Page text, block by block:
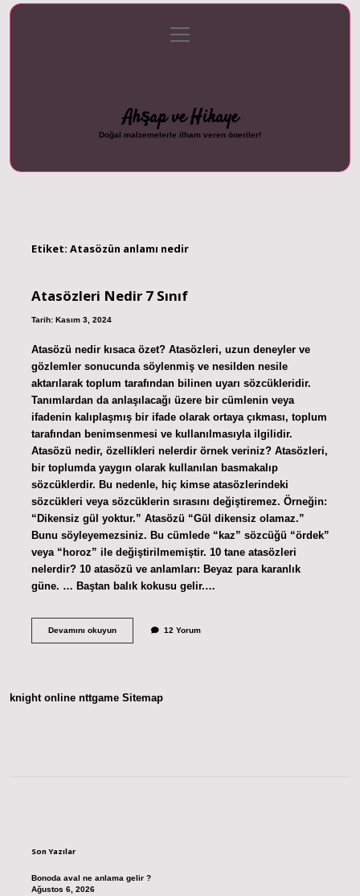
Gizlilik Politikası
menüyü
aç
Ahşap ve Hikaye
Doğal malzemelerle ilham veren öneriler!
Etiket: Atasözün anlamı nedir
Atasözleri Nedir 7 Sınıf
Tarih: Kasım 3, 2024
Atasözü nedir kısaca özet? Atasözleri, uzun deneyler ve
gözlemler sonucunda söylenmiş ve nesilden nesile
aktarılarak toplum tarafından bilinen uyarı sözcükleridir.
Tanımlardan da anlaşılacağı üzere bir cümlenin veya
ifadenin kalıplaşmış bir ifade olarak ortaya çıkması, toplum
tarafından benimsenmesi ve kullanılmasıyla ilgilidir.
Atasözü nedir, özellikleri nelerdir örnek veriniz? Atasözleri,
bir toplumda yaygın olarak kullanılan basmakalıp
sözcüklerdir. Bu nedenle, hiç kimse atasözlerindeki
sözcükleri veya sözcüklerin sırasını değiştiremez. Örneğin:
“Dikensiz gül yoktur.” Atasözü “Gül dikensiz olamaz.”
Bunu söyleyemezsiniz. Bu cümlede “kaz” sözcüğü “ördek”
veya “horoz” ile değiştirilmemiştir. 10 tane atasözleri
nelerdir? 10 atasözü ve anlamları: Beyaz para karanlık
güne. … Baştan balık kokusu gelir.…
Devamını okuyunAtasözleri
12 Yorum
knight online nttgame Sitemap
Son Yazılar
Bonoda aval ne anlama gelir ?
Ağustos 6, 2026